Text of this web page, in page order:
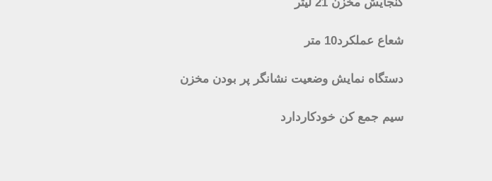
شعاع عملکرد10 متر
دستگاه نمایش وضعیت نشانگر پر بودن مخزن
سیم جمع کن خودکاردارد